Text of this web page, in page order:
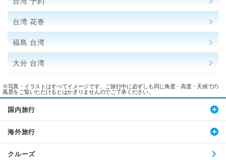
台湾 花巻
福島 台湾
大分 台湾
※写真・イラストはすべてイメージです。ご旅行中に必ずしも同じ角度・高度・天候での
風景をご覧いただけるとはかぎりませんのでご了承ください。
国内旅行
海外旅行
クルーズ